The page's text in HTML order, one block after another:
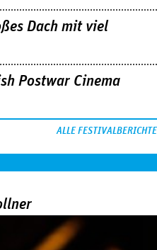
Dach mit viel
Postwar Cinema
ALLE FESTIVALBERICHTE